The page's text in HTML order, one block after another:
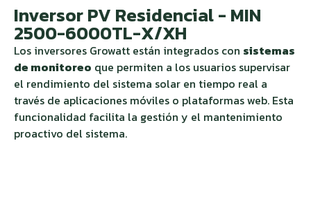
Inversor PV Residencial - MIN
2500-6000TL-X/XH
Los inversores Growatt están integrados con sistemas
de monitoreo que permiten a los usuarios supervisar
el rendimiento del sistema solar en tiempo real a
través de aplicaciones móviles o plataformas web. Esta
funcionalidad facilita la gestión y el mantenimiento
proactivo del sistema.